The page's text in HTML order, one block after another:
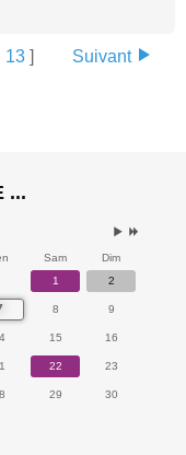
Suivant
13]
...
Sam
Dim
1
2
8 9
15 16
22 23
29 30